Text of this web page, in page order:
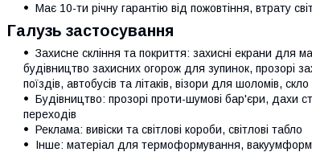
Має 10-ти річну гарантію від пожовтіння, втрату
Галузь застосування
Захисне скління та покриття: захисні екрани для
будівництво захисних огорож для зупинок, прозорі
поїздів, автобусів та літаків, візори для шоломів,
Будівництво: прозорі проти-шумові бар'єри, дахи
переходів
Реклама: вивіски та світлові короби, світлові табло
Iнше: матеріал для термоформування,